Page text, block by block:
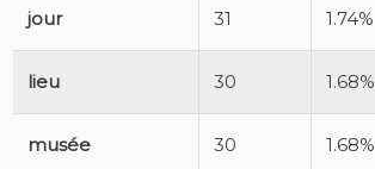
jour 31 1.74%
lieu 30 1.68%
musée 30 1.68%